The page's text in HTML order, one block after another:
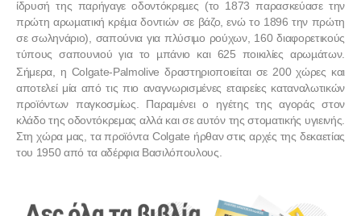
ίδρυσή της παρήγαγε οδοντόκρεµες (το 1873 παρασκεύασε την
πρώτη αρωµατική κρέµα δοντιών σε βάζο, ενώ το 1896 την πρώτη
σε σωληνάριο), σαπούνια για πλύσιµο ρούχων, 160 διαφορετικούς
τύπους σαπουνιού για το µπάνιο και 625 ποικιλίες αρωµάτων.
Σήμερα, η Colgate-Palmolive δραστηριοποιείται σε 200 χώρες και
αποτελεί μία από τις πιο αναγνωρισμένες εταιρείες καταναλωτικών
προϊόντων παγκοσμίως. Παραμένει ο ηγέτης της αγοράς στον
κλάδο της οδοντόκρεμας αλλά και σε αυτόν της στοματικής υγιεινής.
Στη χώρα μας, τα προϊόντα Colgate ήρθαν στις αρχές της δεκαετίας
του 1950 από τα αδέρφια Βασιλόπουλους.